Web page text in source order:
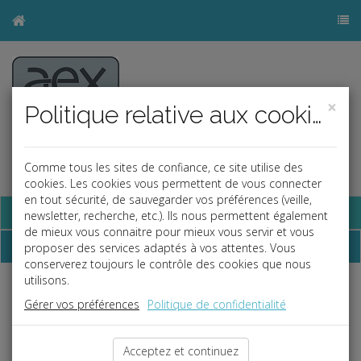
×
Politique relative aux cookies
Comme tous les sites de confiance, ce site utilise des
cookies. Les cookies vous permettent de vous connecter
en tout sécurité, de sauvegarder vos préférences (veille,
newsletter, recherche, etc.). Ils nous permettent également
de mieux vous connaitre pour mieux vous servir et vous
proposer des services adaptés à vos attentes. Vous
conserverez toujours le contrôle des cookies que nous
utilisons.
Gérer vos préférences
Politique de confidentialité
Acceptez et continuez
Base documentaire
Chiffres
Prélèvement à la source
Prélèvement à la source - taux neutres 14/05/2025
Prélèvement à la source : abattement contrats